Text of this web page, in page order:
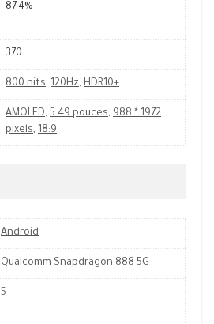
87.4%
370
800 nits, 120Hz, HDR10+
AMOLED, 5.49 pouces, 988 * 1972
pixels, 18:9
Android
Qualcomm Snapdragon 888 5G
5